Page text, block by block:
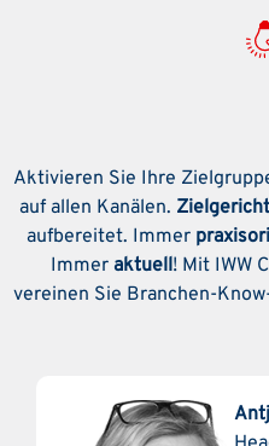
Aktivieren Sie Ihre
auf allen Kanälen.
aufbereitet. Immer
Immer aktuell! Mit IWW
vereinen Sie Branchen-